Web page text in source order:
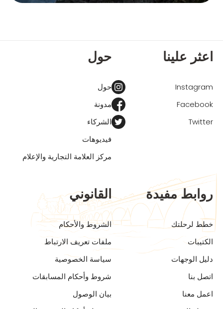
اعثر علينا
Instagram
Facebook
Twitter
حول
حول
مدونة
الشركاء
فيديوهات
مركز العلامة التجارية والإعلام
روابط مفيدة
خطط لرحلتك
الكتيبات
دليل الوجهات
اتصل بنا
اعمل معنا
القانوني
الشروط والأحكام
ملفات تعريف الارتباط
سياسة الخصوصية
شروط وأحكام المسابقات
بيان الوصول